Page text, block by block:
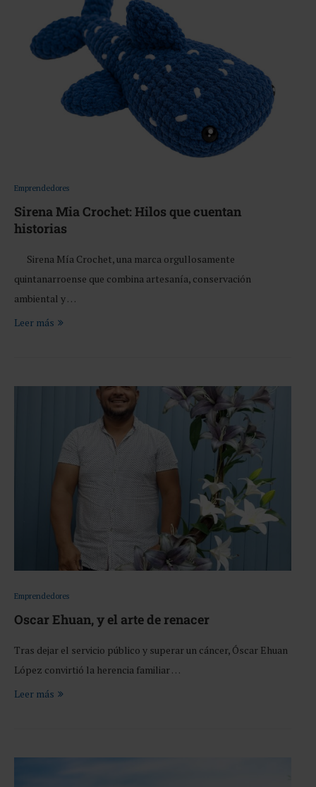
Emprendedores
Sirena Mia Crochet: Hilos que cuentan
historias
Sirena Mía Crochet, una marca orgullosamente
quintanarroense que combina artesanía, conservación
ambiental y …
Leer más
Emprendedores
Oscar Ehuan, y el arte de renacer
Tras dejar el servicio público y superar un cáncer, Óscar Ehuan
López convirtió la herencia familiar …
Leer más